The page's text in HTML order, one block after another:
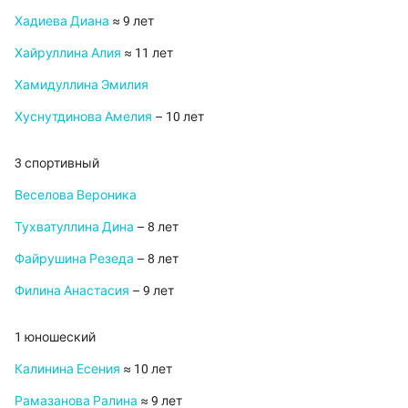
Хадиева Диана ≈ 9 лет
Хайруллина Алия ≈ 11 лет
Хамидуллина Эмилия
Хуснутдинова Амелия – 10 лет
3 спортивный
Веселова Вероника
Тухватуллина Дина – 8 лет
Файрушина Резеда – 8 лет
Филина Анастасия – 9 лет
1 юношеский
Калинина Есения ≈ 10 лет
Рамазанова Ралина ≈ 9 лет